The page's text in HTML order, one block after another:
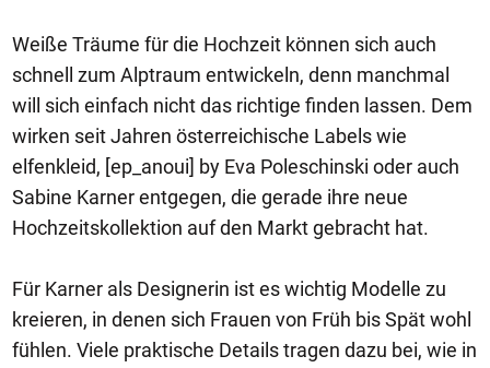
Weiße Träume für die Hochzeit können sich auch
schnell zum Alptraum entwickeln, denn manchmal
will sich einfach nicht das richtige finden lassen. Dem
wirken seit Jahren österreichische Labels wie
elfenkleid, [ep_anoui] by Eva Poleschinski oder auch
Sabine Karner entgegen, die gerade ihre neue
Hochzeitskollektion auf den Markt gebracht hat.
Für Karner als Designerin ist es wichtig Modelle zu
kreieren, in denen sich Frauen von Früh bis Spät wohl
fühlen. Viele praktische Details tragen dazu bei, wie in